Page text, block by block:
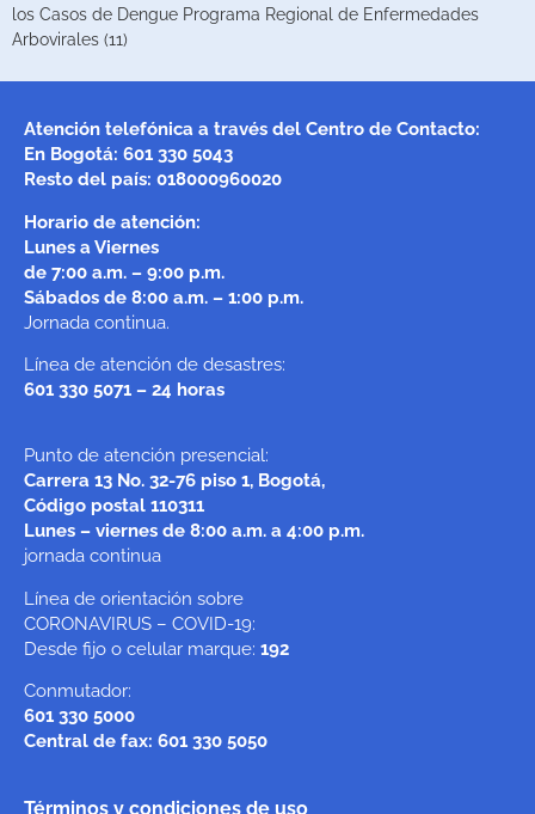
los Casos de Dengue Programa Regional de Enfermedades
Arbovirales (11)
Atención telefónica a través del Centro de Contacto:
En Bogotá: 601 330 5043
Resto del país: 018000960020
Horario de atención:
Lunes a Viernes
de 7:00 a.m. – 9:00 p.m.
Sábados de 8:00 a.m. – 1:00 p.m.
Jornada continua.
Línea de atención de desastres:
601 330 5071 – 24 horas
Punto de atención presencial:
Carrera 13 No. 32-76 piso 1, Bogotá,
Código postal 110311
Lunes – viernes de 8:00 a.m. a 4:00 p.m.
jornada continua
Línea de orientación sobre
CORONAVIRUS – COVID-19:
Desde fijo o celular marque: 192
Conmutador:
601 330 5000
Central de fax: 601 330 5050
Términos y condiciones de uso